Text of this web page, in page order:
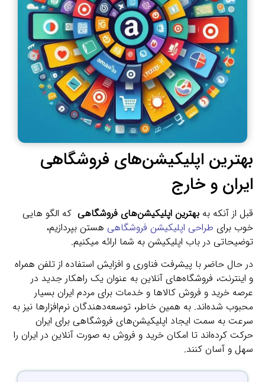
بهترین اپلیکیشن‌های فروشگاهی
ایران و خارج
قبل از آنکه به بهترین اپلیکیشن‌های فروشگاهی که الگو هایی
خوب برای طراحی اپلیکیشن فروشگاهی هستن بپردازیم،
توضیحاتی در باب اپلیکیشن به شما ارائه میکنیم.
در حال حاضر با پیشرفت فناوری و افزایش استفاده از تلفن همراه
و اینترنت، فروشگاه‌های آنلاین به عنوان یک راهکار جدید در
عرصه خرید و فروش کالا‌ها و خدمات برای مردم ایران بسیار
محبوب شده‌اند. به همین خاطر، توسعه‌دهندگان نرم‌افزار‌ها نیز به
سرعت به سمت ایجاد اپلیکیشن‌های فروشگاهی برای ایران
حرکت کرده‌اند تا امکان خرید و فروش به صورت آنلاین در ایران را
سهل و آسان کنند.